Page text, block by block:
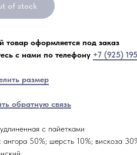
of stock
товар оформляется под заказ
с нами по телефону +7 (925)
размер
обратную связь
с пайетками
ангора 50%; шерсть 10%; вискоза